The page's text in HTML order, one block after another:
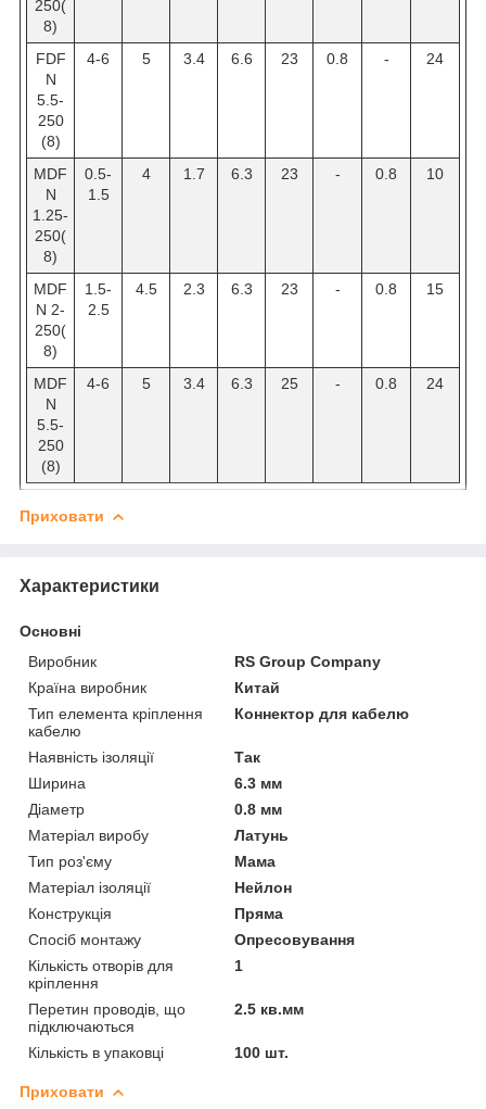
250(
8)
FDF
N
5.5-
250
(8)
4-6 5 3.4 6.6 23 0.8 - 24
MDF
N
1.25-
250(
8)
0.5-
1.5
4 1.7 6.3 23 - 0.8 10
MDF
N 2-
250(
8)
1.5-
2.5
4.5 2.3 6.3 23 - 0.8 15
MDF
N
5.5-
250
(8)
4-6 5 3.4 6.3 25 - 0.8 24
Приховати
Характеристики
Основні
Виробник
RS Group Company
Країна виробник
Китай
Тип елемента кріплення
кабелю
Коннектор для кабелю
Наявність ізоляції
Так
Ширина
6.3 мм
Діаметр
0.8 мм
Матеріал виробу
Латунь
Тип роз'єму
Мама
Матеріал ізоляції
Нейлон
Конструкція
Пряма
Спосіб монтажу
Опресовування
Кількість отворів для
кріплення
1
Перетин проводів, що
підключаються
2.5 кв.мм
Кількість в упаковці 100 шт.
Приховати